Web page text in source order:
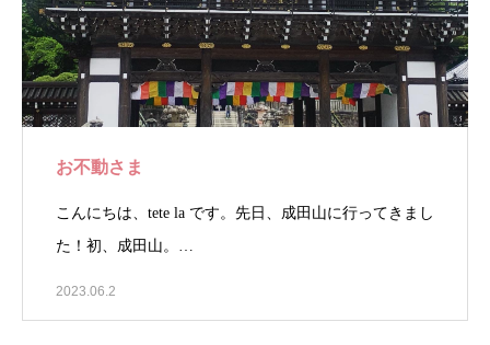
お不動さま
こんにちは、tete la です。先日、成田山に行ってきまし
た！初、成田山。…
2023.06.2